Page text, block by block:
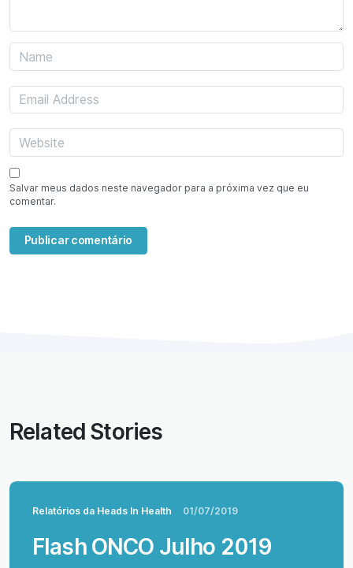
Salvar meus dados neste navegador para a próxima vez que eu
comentar.
Related Stories
Relatórios da Heads In Health 01/07/2019
Flash ONCO Julho 2019